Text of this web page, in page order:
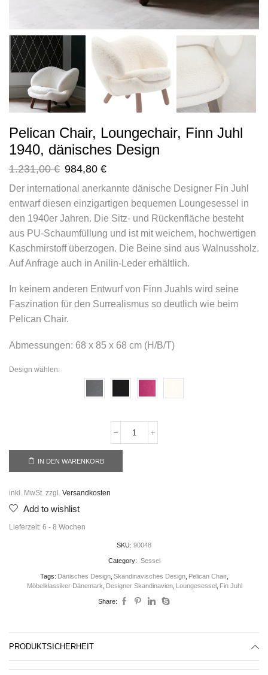
Pelican Chair, Loungechair, Finn Juhl
1940, dänisches Design
1.231,00€ 984,80 €
Der international anerkannte dänische Designer Fin Juhl
entwarf diesen einzigartigen bequemen Loungesessel in
den 1940er Jahren. Die Sitz- und Rückenfläche besteht
aus PU-Schaumfüllung und ist mit weichem, hochwertigen
Kaschmirstoff überzogen. Die Beine sind aus Walnussholz.
Auf Anfrage auch in Anilin-Leder erhältlich.
In keinem anderen Entwurf von Finn Juahls wird seine
Faszination für den Surrealismus so deutlich wie beim
Pelican Chair.
Abmessungen: 68 x 85 x 68 cm (H/B/T)
Design wählen:
IN DEN WARENKORB
inkl. MwSt. zzgl. Versandkosten
Add to wishlist
Lieferzeit: 6 - 8 Wochen
SKU: 90048
Category: Sessel
Tags: Dänisches Design, Skandinavisches Design, Pelican Chair,
Möbelklassiker Dänemark Designer Skandinavien Loungesessel Fin Juhl
Share:
PRODUKTSICHERHEIT